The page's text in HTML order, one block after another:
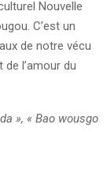
Nouvelle
C’est un
de notre vécu
l’amour du
», « Bao wousgo